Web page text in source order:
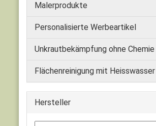
Malerprodukte
Personalisierte Werbeartikel
Unkrautbekämpfung ohne Chemie
Flächenreinigung mit Heisswasser
Hersteller